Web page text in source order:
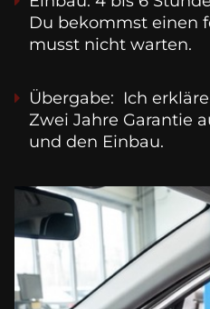
Du bekommst einen
musst nicht warten.
Übergabe:  Ich
Zwei Jahre Garantie
und den Einbau.